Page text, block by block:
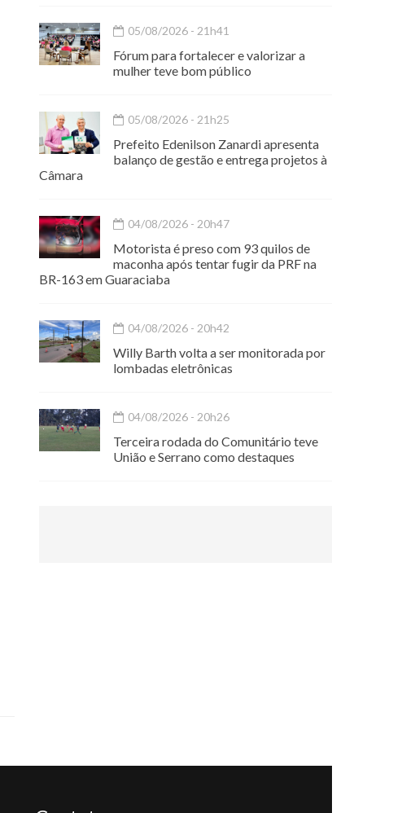
05/08/2026 - 21h41
Fórum para fortalecer e valorizar a
mulher teve bom público
05/08/2026 - 21h25
Prefeito Edenilson Zanardi apresenta
balanço de gestão e entrega projetos à
Câmara
04/08/2026 - 20h47
Motorista é preso com 93 quilos de
maconha após tentar fugir da PRF na
BR-163 em Guaraciaba
04/08/2026 - 20h42
Willy Barth volta a ser monitorada por
lombadas eletrônicas
04/08/2026 - 20h26
Terceira rodada do Comunitário teve
União e Serrano como destaques